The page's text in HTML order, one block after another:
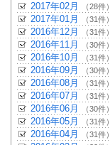
2017年02月 （28件）
2017年01月 （31件）
2016年12月 （31件）
2016年11月 （30件）
2016年10月 （31件）
2016年09月 （30件）
2016年08月 （31件）
2016年07月 （31件）
2016年06月 （30件）
2016年05月 （31件）
2016年04月 （31件）